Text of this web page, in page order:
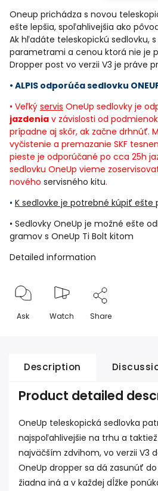
Oneup prichádza s novou
ešte lepšia, spoľahlivejšia ako
Ak hľadáte teleskopickú sedlovku,
parametrami a cenou ktorá nie je
Dropper post vo verzii V3 je práve
• ALPIS odporúča sedlovku
• Veľký servis OneUp sedlovky je
jazdenia v závislosti od
prípadne aj skôr, ak začne drhnúť.
vyčistenie a premazanie SKF
pieste je odporúčané po cca 25h
sedlovku OneUp vieme
nového servisného kitu.
• K sedlovke je potrebné kúpiť ešte
• Sedlovky OneUp je možné ešte
gramov s OneUp Ti Bolt kitom
Detailed information
Ask Watch Share
Description
Product detailed
OneUp teleskopická sedlovka
najspoľahlivejšie na trhu a
najväčším zdvihom, vo verzii V3
OneUp dropper sa dá zasunúť
žiadna iná a v každej dĺžke